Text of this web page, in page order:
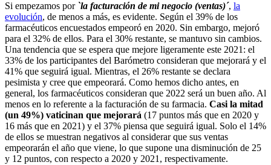
Si empezamos por `la facturación de mi negocio (ventas)´, la
evolución, de menos a más, es evidente. Según el 39% de los
farmacéuticos encuestados empeoró en 2020. Sin embargo, mejoró
para el 32% de ellos. Para el 30% restante, se mantuvo sin cambios.
Una tendencia que se espera que mejore ligeramente este 2021: el
33% de los participantes del Barómetro consideran que mejorará y el
41% que seguirá igual. Mientras, el 26% restante se declara
pesimista y cree que empeorará. Como hemos dicho antes, en
general, los farmacéuticos consideran que 2022 será un buen año. Al
menos en lo referente a la facturación de su farmacia. Casi la mitad
(un 49%) vaticinan que mejorará (17 puntos más que en 2020 y
16 más que en 2021) y el 37% piensa que seguirá igual. Solo el 14%
de ellos se muestran negativos al considerar que sus ventas
empeorarán el año que viene, lo que supone una disminución de 25
y 12 puntos, con respecto a 2020 y 2021, respectivamente.